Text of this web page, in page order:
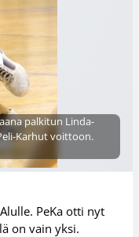
palkitun Linda-
Karhut voittoon.
PeKa otti nyt
on vain yksi.